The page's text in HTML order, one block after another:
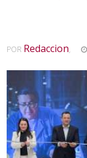
POR Redaccion,